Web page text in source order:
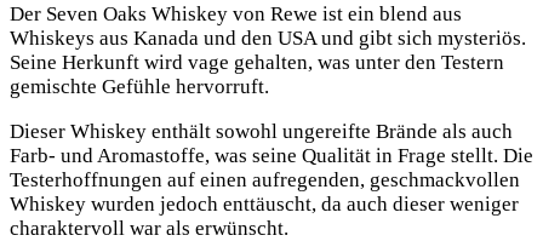
Der Seven Oaks Whiskey von Rewe ist ein blend aus
Whiskeys aus Kanada und den USA und gibt sich mysteriös.
Seine Herkunft wird vage gehalten, was unter den Testern
gemischte Gefühle hervorruft.
Dieser Whiskey enthält sowohl ungereifte Brände als auch
Farb- und Aromastoffe, was seine Qualität in Frage stellt. Die
Testerhoffnungen auf einen aufregenden, geschmackvollen
Whiskey wurden jedoch enttäuscht, da auch dieser weniger
charaktervoll war als erwünscht.